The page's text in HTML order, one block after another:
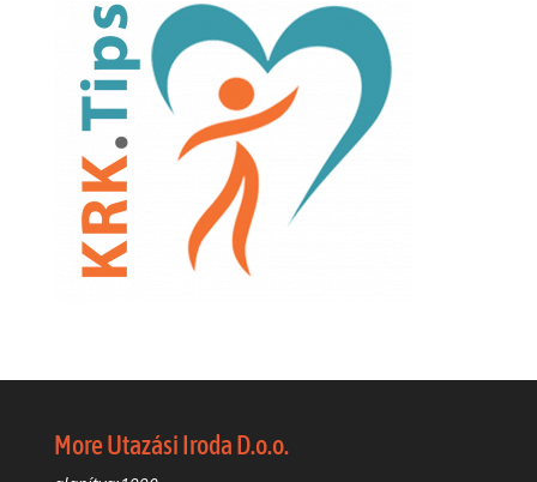
More Utazási Iroda D.o.o.